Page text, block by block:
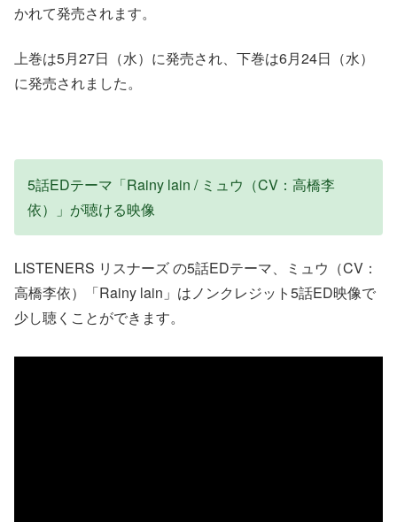
かれて発売されます。
上巻は5月27日（水）に発売され、下巻は6月24日（水）
に発売されました。
5話EDテーマ「Rainy lain / ミュウ（CV：高橋李
依）」が聴ける映像
LISTENERS リスナーズ の5話EDテーマ、ミュウ（CV：
高橋李依）「Rainy lain」はノンクレジット5話ED映像で
少し聴くことができます。